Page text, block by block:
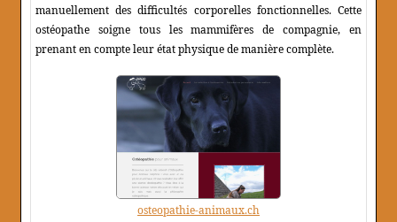
manuellement des difficultés corporelles fonctionnelles. Cette
ostéopathe soigne tous les mammifères de compagnie, en
prenant en compte leur état physique de manière complète.
osteopathie-animaux.ch